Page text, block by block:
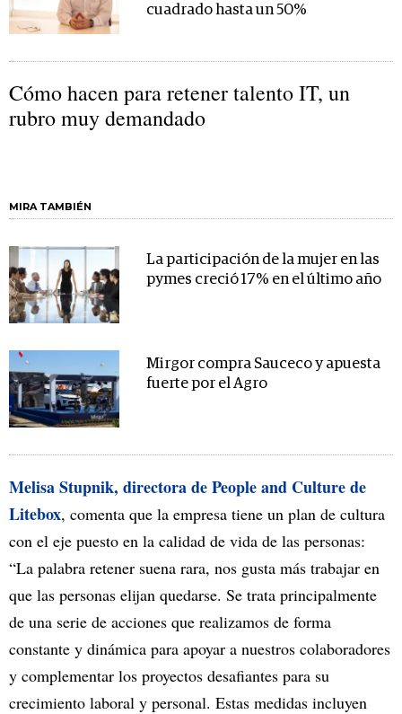
cuadrado hasta un 50%
Cómo hacen para retener talento IT, un
rubro muy demandado
MIRA TAMBIÉN
La participación de la mujer en las
pymes creció 17% en el último año
Mirgor compra Sauceco y apuesta
fuerte por el Agro
Melisa Stupnik, directora de People and Culture de
Litebox, comenta que la empresa tiene un plan de cultura
con el eje puesto en la calidad de vida de las personas:
“La palabra retener suena rara, nos gusta más trabajar en
que las personas elijan quedarse. Se trata principalmente
de una serie de acciones que realizamos de forma
constante y dinámica para apoyar a nuestros colaboradores
y complementar los proyectos desafiantes para su
crecimiento laboral y personal. Estas medidas incluyen